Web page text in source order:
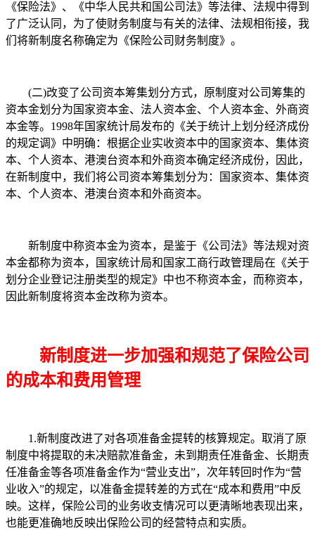
《保险法》、《中华人民共和国公司法》等法律、法规中得到
了广泛认同，为了使财务制度与有关的法律、法规相衔接，我
们将新制度名称确定为《保险公司财务制度》。
(二)改变了公司资本筹集划分方式，原制度对公司筹集的
资本金划分为国家资本金、法人资本金、个人资本金、外商资
本金等。1998年国家统计局发布的《关于统计上划分经济成份
的规定调》中明确：根据企业实收资本中的国家资本、集体资
本、个人资本、港澳台资本和外商资本确定经济成份，因此，
在新制度中，我们将公司资本筹集划分为：国家资本、集体资
本、个人资本、港澳台资本和外商资本。
新制度中称资本金为资本，是鉴于《公司法》等法规对资
本金都称为资本，国家统计局和国家工商行政管理局在《关于
划分企业登记注册类型的规定》中也不称资本金，而称资本，
因此新制度将资本金改称为资本。
新制度进一步加强和规范了保险公司
的成本和费用管理
1.新制度改进了对各项准备金提转的核算规定。取消了原
制度中将提取的未决赔款准备金，未到期责任准备金、长期责
任准备金等各项准备金作为“营业支出”，次年转回时作为“营
业收入”的规定，以准备金提转差的方式在“成本和费用”中反
映。这样，保险公司的业务收支情况可以更清晰地表现出来，
也能更准确地反映出保险公司的经营特点和实质。